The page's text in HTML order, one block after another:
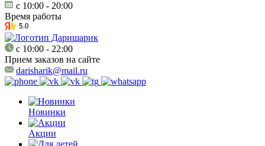
c 10:00 - 20:00
Время работы
c 10:00 - 22:00
Прием заказов на сайте
darisharik@mail.ru
Новинки
Акции